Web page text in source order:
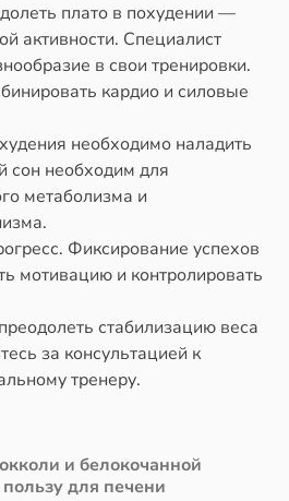
плато в похудении —
активности. Специалист
в свои тренировки.
кардио и силовые
необходимо наладить
сон необходим для
метаболизма и
Фиксирование успехов
мотивацию и контролировать
стабилизацию веса
за консультацией к
тренеру.
и белокочанной
для печени